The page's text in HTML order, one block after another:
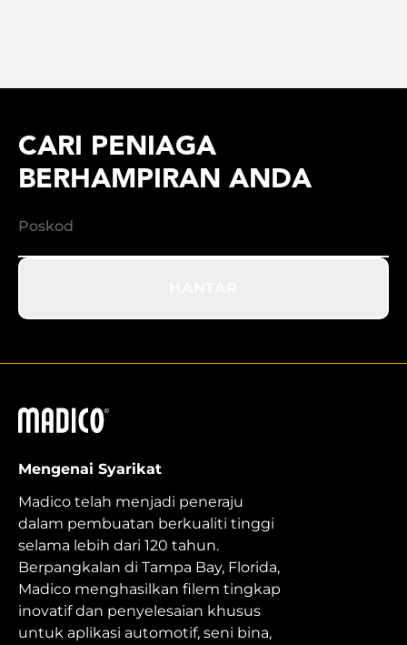
CARI PENIAGA
BERHAMPIRAN ANDA
Madico
Mengenai Syarikat
Madico telah menjadi peneraju
dalam pembuatan berkualiti tinggi
selama lebih dari 120 tahun.
Berpangkalan di Tampa Bay, Florida,
Madico menghasilkan filem tingkap
inovatif dan penyelesaian khusus
untuk aplikasi automotif, seni bina,